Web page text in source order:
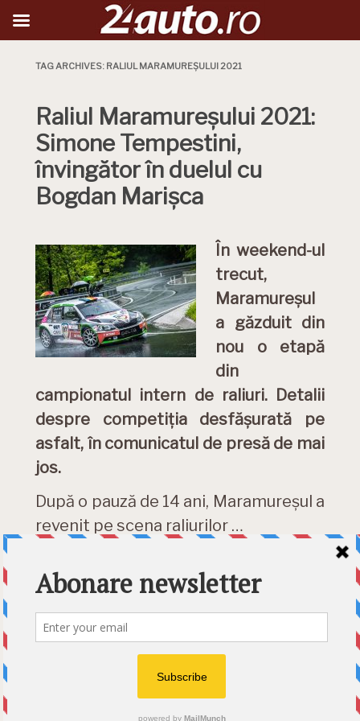
TAG ARCHIVES: RALIUL MARAMUREȘULUI 2021
Raliul Maramureșului 2021:
Simone Tempestini,
învingător în duelul cu
Bogdan Marișca
În weekend-ul
trecut,
Maramureșul
a găzduit din
nou o etapă
din
campionatul intern de raliuri. Detalii
despre competiția desfășurată pe
asfalt, în comunicatul de presă de mai
jos.
După o pauză de 14 ani, Maramureșul a
revenit pe scena raliurilor …
Category:Motorsport Etichete:Maramures rezultate
Marisca,Raliul Maramureșului 2021,Simone Tempestini